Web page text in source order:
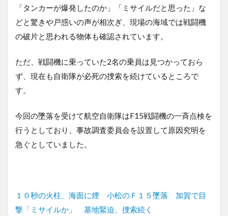
「タンカーが爆発したのか」「ミサイルだと思った」な
どと驚きや戸惑いの声が相次ぎ、現場の海域では戦闘機
の破片と思われる物体も確認されています。
ただ、戦闘機に乗っていた2名の乗員は見つかっておら
ず、現在も自衛隊が必死の捜索を続けているところで
す。
今回の墜落を受けて航空自衛隊はF15戦闘機の一斉点検を
行うとしており、事故調査委員会を設置して原因究明を
急ぐとしていました。
１０秒の火柱、海面に煙 小松のＦ１５墜落 加賀で目
撃「ミサイルか」 基地緊迫、捜索続く